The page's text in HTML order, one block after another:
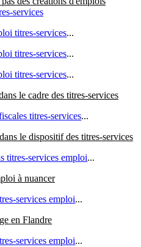
services
titres-services...
titres-services...
titres-services...
le cadre des titres-services
titres-services...
le dispositif des titres-services
titres-services emploi...
à nuancer
services emploi...
en Flandre
services emploi...